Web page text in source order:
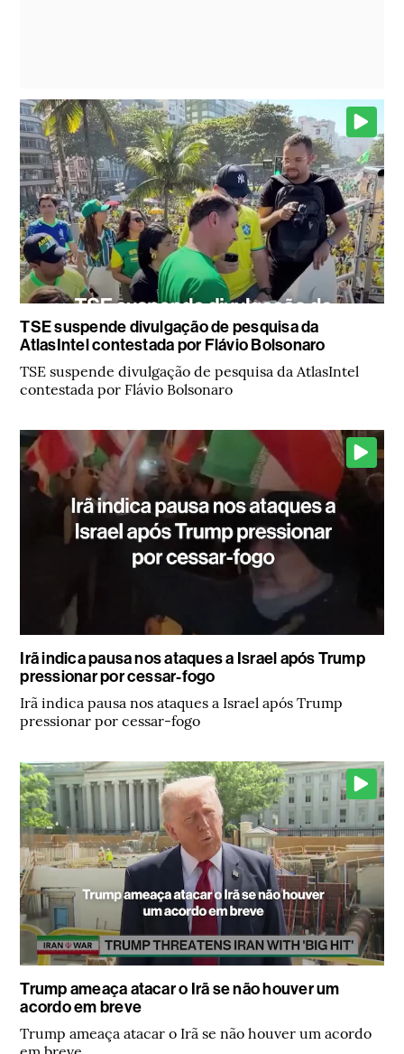
TSE suspende divulgação de pesquisa da
AtlasIntel contestada por Flávio Bolsonaro
TSE suspende divulgação de pesquisa da AtlasIntel
contestada por Flávio Bolsonaro
Irã indica pausa nos ataques a Israel após Trump
pressionar por cessar-fogo
Irã indica pausa nos ataques a Israel após Trump
pressionar por cessar-fogo
Trump ameaça atacar o Irã se não houver um
acordo em breve
Trump ameaça atacar o Irã se não houver um acordo